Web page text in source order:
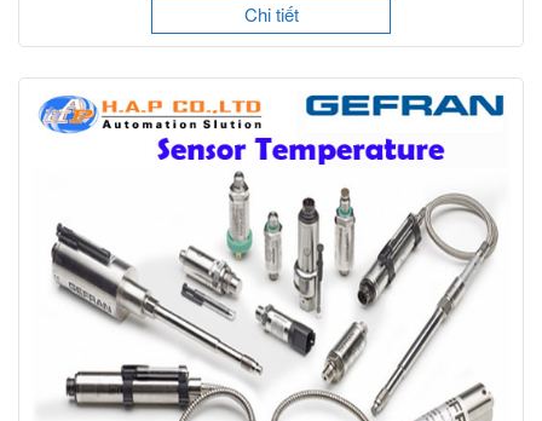
Chi tiết